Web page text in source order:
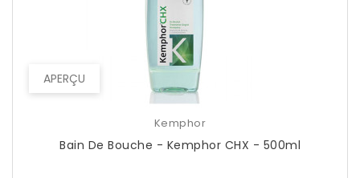
APERÇU
Kemphor
Bain De Bouche - Kemphor CHX - 500ml